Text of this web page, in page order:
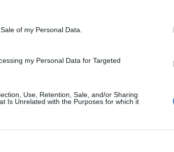
of my Personal Data.
my Personal Data for Targeted
Use, Retention, Sale, and/or Sharing
Is Unrelated with the Purposes for which it